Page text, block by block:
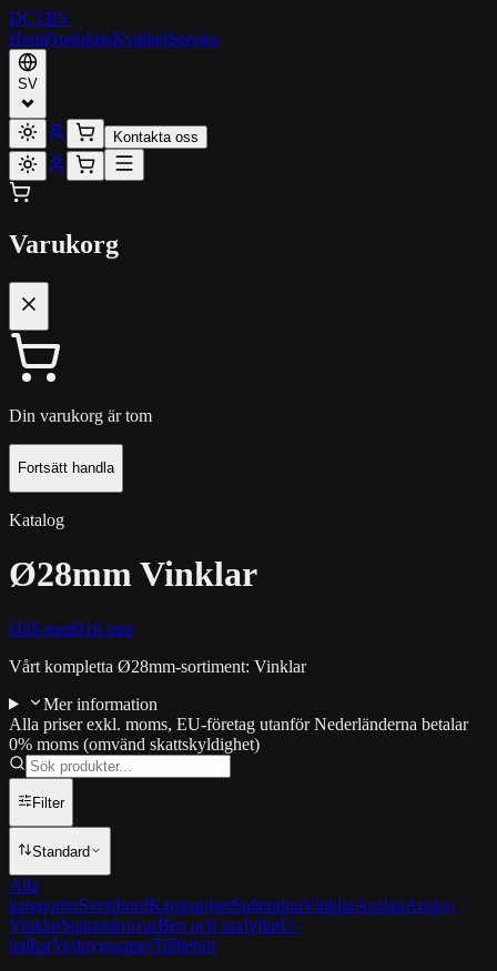
DCTBV
HemProdukterKvalitetService
SV
Kontakta oss
Varukorg
Din varukorg är tom
Fortsätt handla
Katalog
Ø28mm Vinklar
Ø28 mmØ16 mm
Vårt kompletta Ø28mm-sortiment: Vinklar
Mer information
Alla priser exkl. moms, EU-företag utanför Nederländerna betalar
0% moms (omvänd skattskyldighet)
Filter
Standard
Alla
kategorierSvetsbordKampanjsetSpänndonVinklarAnslagAnslag /
VinklarSpännskruvarBen och saxlyftarU-
balkarVerktygssatserTillbehör